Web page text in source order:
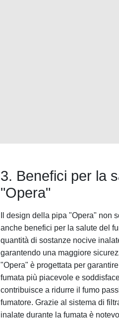
3. Benefici per la
"Opera"
Il design della pipa "Opera" non
anche benefici per la salute del
quantità di sostanze nocive
garantendo una maggiore
"Opera" è progettata per
fumata più piacevole e
contribuisce a ridurre il fumo
fumatore. Grazie al sistema di
inalate durante la fumata è